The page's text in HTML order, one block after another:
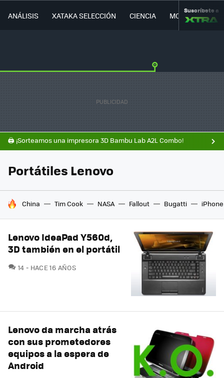
ANÁLISIS XATAKA SELECCIÓN CIENCIA MOVILIDAD
Suscríbete a
🖨️ ¡Sorteamos una impresora 3D Bambu Lab A2L Combo!
Portátiles Lenovo
HOY SE HABLA DE
China Tim Cook NASA Fallout Bugatti iPhone
Lenovo IdeaPad Y560d,
3D también en el portátil
14 COMENTARIOS
HACE 16 AÑOS
Lenovo da marcha atrás
con sus prometedores
equipos a la espera de
Android